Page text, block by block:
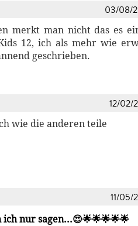
03/08/
merkt man nicht das es
12, ich als mehr wie
geschrieben.
12/02/
wie die anderen teile
11/05/
ich nur sagen...😍🌟🌟🌟🌟🌟